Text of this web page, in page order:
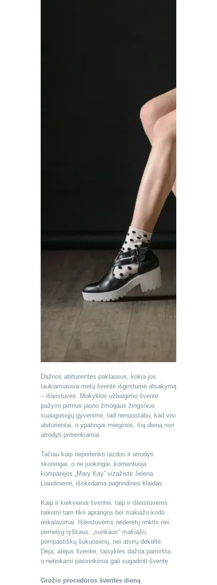
Dažnos abiturientės paklausus, kokia jos
laukiamiausia metų šventė išgirstume atsakymą
– išleistuvės. Mokyklos užbaigimo šventė
pažymi pirmus jauno žmogaus žingsnius
suaugusiųjų gyvenime, tad nenuostabu, kad visi
abiturientai, o ypatingai merginos, šią dieną nori
atrodyti pritrenkiamai.
Tačiau kaip neperlenkti lazdos ir atrodyti
skoningai, o ne juokingai, komentuoja
kompanijos „Mary Kay” vizažistė Jelena
Liaudinienė, išskirdama pagrindines klaidas.
Kaip ir kiekvienai šventei, taip ir išleistuvėms
taikomi tam tikri aprangos bei makiažo kodo
reikalavimai. Išleistuvėms nederėtų rinktis nei
pernelyg ryškaus, „sunkaus“ makiažo,
pompastiškų šukuosenų, nei atvirų dekoltė.
Deja, atėjus šventei, taisykles dažna pamiršta,
o netinkami pasirinkimai gali sugadinti šventę.
Grožio procedūros šventės dieną